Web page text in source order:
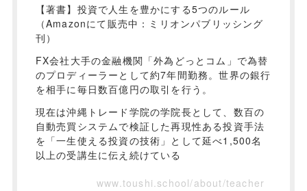
【著書】投資で人生を豊かにする5つのルール
（Amazonにて販売中：ミリオンパブリッシング
刊）
FX会社大手の金融機関「外為どっとコム」で為替
のプロディーラーとして約7年間勤務。世界の銀行
を相手に毎日数百億円の取引を行う。
現在は沖縄トレード学院の学院長として、数百の
自動売買システムで検証した再現性ある投資手法
を「一生使える投資の技術」として延べ1,500名
以上の受講生に伝え続けている
www.toushi.school/about/teacher